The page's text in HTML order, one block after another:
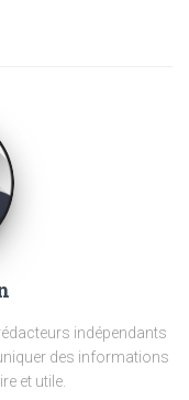
indépendants
des informations
et utile.